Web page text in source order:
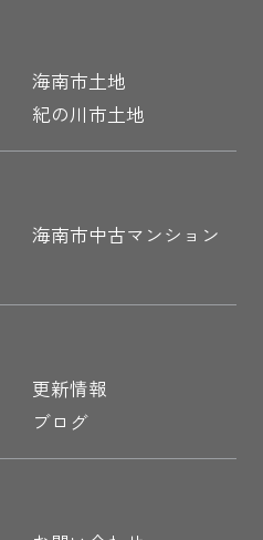
海南市土地
紀の川市土地
海南市中古マンション
更新情報
ブログ